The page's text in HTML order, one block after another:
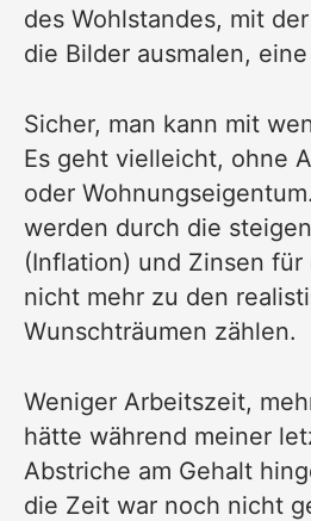
des Wohlstandes, mit
die Bilder ausmalen,
Sicher, man kann mit
Es geht vielleicht, ohne
oder
werden durch die
(Inflation) und Zinsen
nicht mehr zu den
Wunschträumen zählen.
Weniger Arbeitszeit,
hätte während meiner
Abstriche am Gehalt
die Zeit war noch nicht